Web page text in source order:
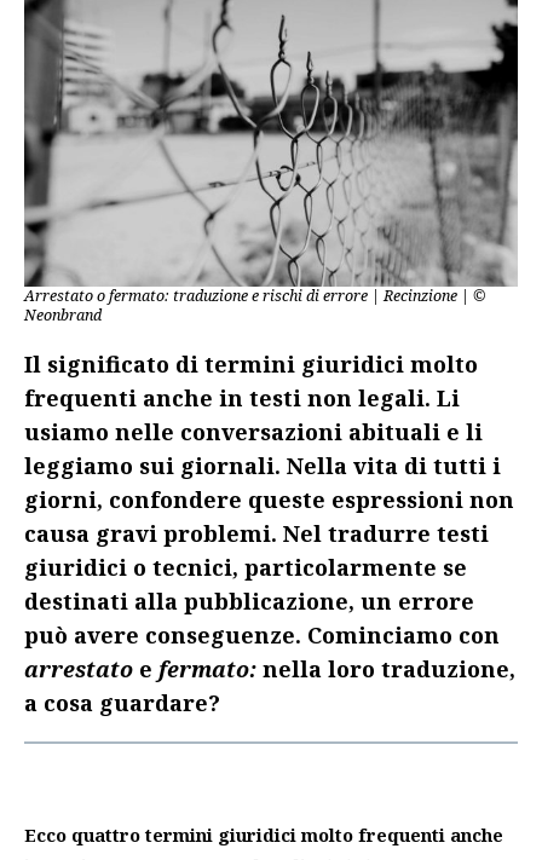
Arrestato o fermato: traduzione e rischi di errore | Recinzione | ©
Neonbrand
Il significato di termini giuridici molto
frequenti anche in testi non legali. Li
usiamo nelle conversazioni abituali e li
leggiamo sui giornali. Nella vita di tutti i
giorni, confondere queste espressioni non
causa gravi problemi. Nel tradurre testi
giuridici o tecnici, particolarmente se
destinati alla pubblicazione, un errore
può avere conseguenze. Cominciamo con
arrestato e fermato: nella loro traduzione,
a cosa guardare?
Ecco quattro termini giuridici molto frequenti anche